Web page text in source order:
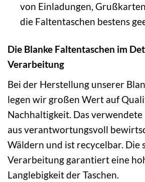
von Einladungen,
die Faltentaschen bestens
Die Blanke Faltentaschen im
Verarbeitung
Bei der Herstellung unserer
legen wir großen Wert auf
Nachhaltigkeit. Das
aus verantwortungsvoll
Wäldern und ist recycelbar. Die
Verarbeitung garantiert eine
Langlebigkeit der Taschen.